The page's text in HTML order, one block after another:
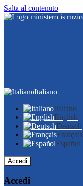
Salta al contenuto
Italiano
Italiano
English
Deutsch
Français
Español
Accedi
Accedi